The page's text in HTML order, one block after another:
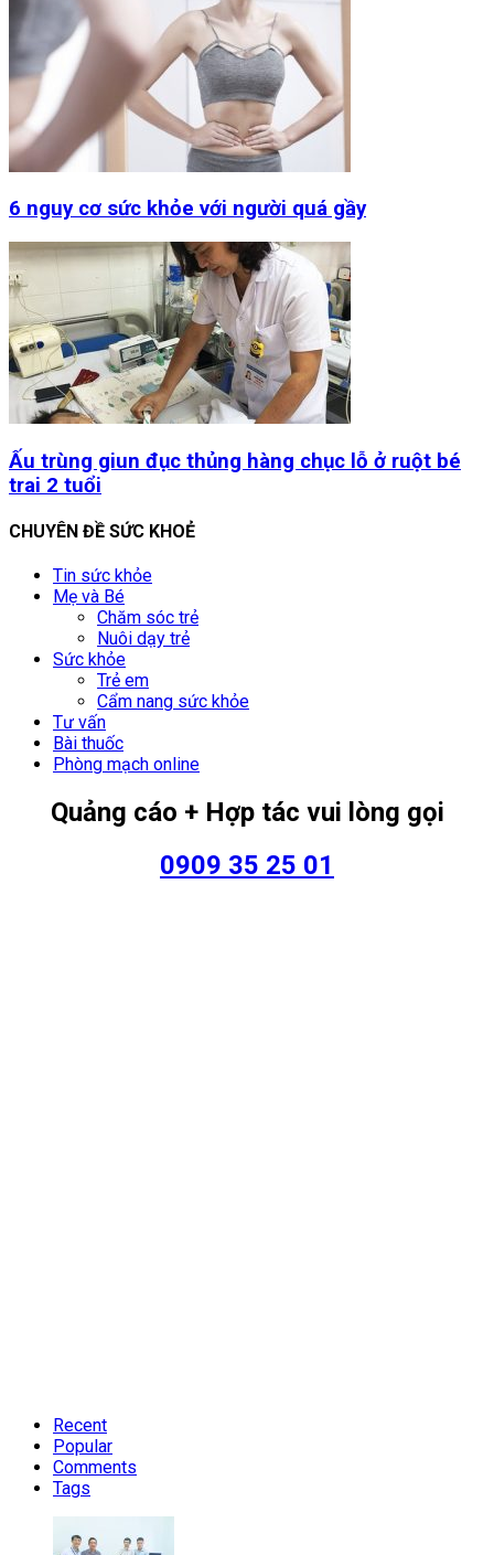
6 nguy cơ sức khỏe với người quá gầy
Ấu trùng giun đục thủng hàng chục lỗ ở ruột bé
trai 2 tuổi
CHUYÊN ĐỀ SỨC KHOẺ
Tin sức khỏe
Mẹ và Bé
Chăm sóc trẻ
Nuôi dạy trẻ
Sức khỏe
Trẻ em
Cẩm nang sức khỏe
Tư vấn
Bài thuốc
Phòng mạch online
Quảng cáo + Hợp tác vui lòng gọi
0909 35 25 01
Recent
Popular
Comments
Tags